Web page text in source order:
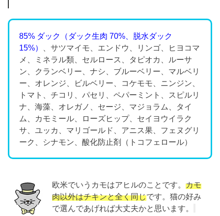
85% ダック（ダック生肉 70%、脱水ダック
15%）
、サツマイモ、エンドウ、リンゴ、ヒヨコマ
メ、ミネラル類、セルロース、タピオカ、ルーサ
ン、クランベリー、ナシ、ブルーベリー、マルベリ
ー、オレンジ、ビルベリー、コケモモ、ニンジン、
トマト、チコリ、パセリ、ペパーミント、スピルリ
ナ、海藻、オレガノ、セージ、マジョラム、タイ
ム、カモミール、ローズヒップ、セイヨウイラク
サ、ユッカ、マリゴールド、アニス果、フェヌグリ
ーク、シナモン、酸化防止剤（トコフェロール）
欧米でいうカモはアヒルのことです。カモ
肉以外はチキンと全く同じです。猫の好み
で選んであげれば大丈夫かと思います。